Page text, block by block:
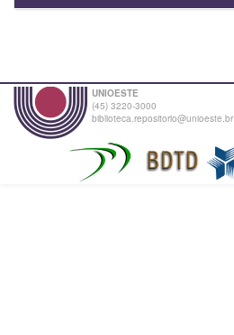
UNIOESTE
(45) 3220-3000
biblioteca.repositorio@unioeste.br